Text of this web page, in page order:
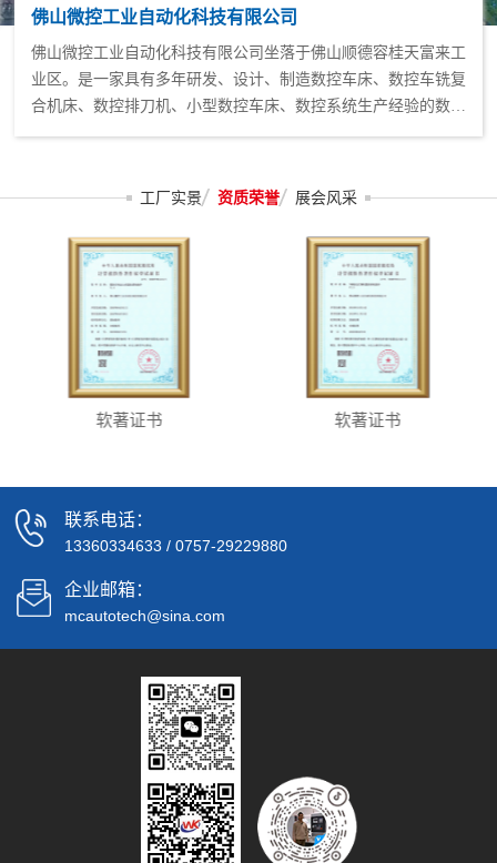
佛山微控工业自动化科技有限公司
佛山微控工业自动化科技有限公司坐落于佛山顺德容桂天富来工
业区。是一家具有多年研发、设计、制造数控车床、数控车铣复
合机床、数控排刀机、小型数控车床、数控系统生产经验的数控
车床厂家。公司生产的数控机床主要部件均采用德国、日本台湾
工厂实景 资质荣誉 展会风采
软著证书 软著证书
联系电话：
13360334633/ 0757-29229880
企业邮箱：
mcautotech@sina.com